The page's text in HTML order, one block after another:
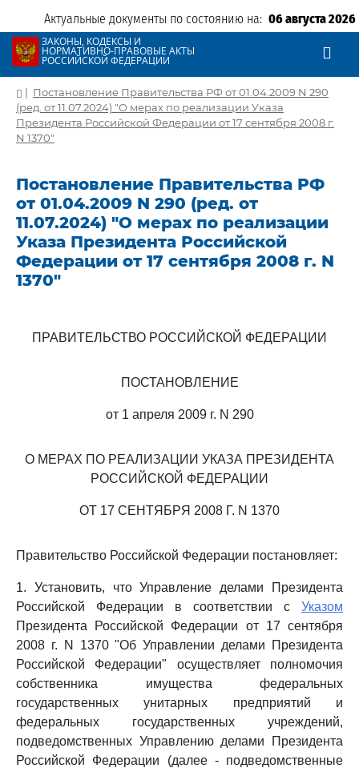
Актуальные документы по состоянию на: 06 августа 2026
ЗАКОНЫ, КОДЕКСЫ И
НОРМАТИВНО-ПРАВОВЫЕ АКТЫ
РОССИЙСКОЙ ФЕДЕРАЦИИ
| Постановление Правительства РФ от 01.04.2009 N 290
(ред. от 11.07.2024) "О мерах по реализации Указа
Президента Российской Федерации от 17 сентября 2008 г.
N 1370"
Постановление Правительства РФ
от 01.04.2009 N 290 (ред. от
11.07.2024) "О мерах по реализации
Указа Президента Российской
Федерации от 17 сентября 2008 г. N
1370"
ПРАВИТЕЛЬСТВО РОССИЙСКОЙ ФЕДЕРАЦИИ
ПОСТАНОВЛЕНИЕ
от 1 апреля 2009 г. N 290
О МЕРАХ ПО РЕАЛИЗАЦИИ УКАЗА ПРЕЗИДЕНТА
РОССИЙСКОЙ ФЕДЕРАЦИИ
ОТ 17 СЕНТЯБРЯ 2008 Г. N 1370
Правительство Российской Федерации постановляет:
1. Установить, что Управление делами Президента
Российской Федерации в соответствии с Указом
Президента Российской Федерации от 17 сентября
2008 г. N 1370 "Об Управлении делами Президента
Российской Федерации" осуществляет полномочия
собственника имущества федеральных
государственных унитарных предприятий и
федеральных государственных учреждений,
подведомственных Управлению делами Президента
Российской Федерации (далее - подведомственные